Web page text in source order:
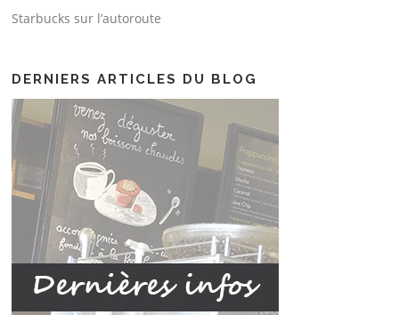
Starbucks sur l’autoroute
DERNIERS ARTICLES DU BLOG